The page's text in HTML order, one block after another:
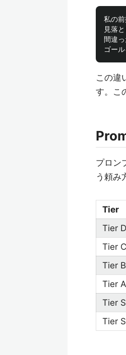
私の
見落
間違
この違
す。こ
プロン
う頼み
Tier
Tier D
Tier C
Tier B
Tier A
Tier S
Tier